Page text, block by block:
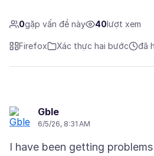
0gặp vấn đề này 40lượt xem
Firefox Xác thực hai bước đã
Gble
6/5/26, 8:31 AM
I have been getting